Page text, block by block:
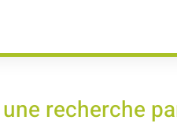
recherche